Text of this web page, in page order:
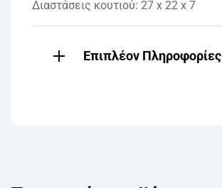
Διαστάσεις κουτιού: 27 x 22 x 7
Επιπλέον Πληροφορίες